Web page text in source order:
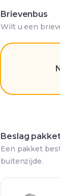
Brievenbus
Wilt u een
Beslag
Een pakket
buitenzijde.